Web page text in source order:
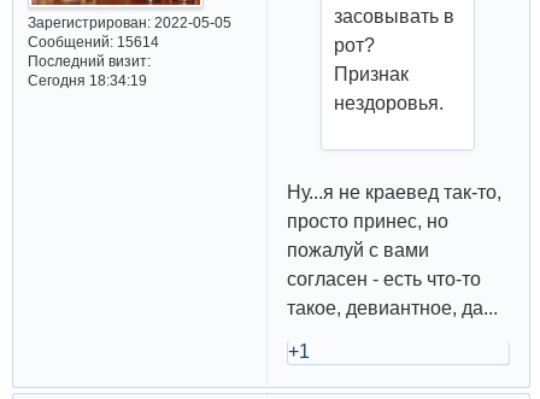
Зарегистрирован: 2022-05-05
Сообщений:15614
Последний визит:
Сегодня 18:34:19
засовывать в
рот?
Признак
нездоровья.
Ну...я не краевед так-то,
просто принес, но
пожалуй с вами
согласен - есть что-то
такое, девиантное, да...
+1